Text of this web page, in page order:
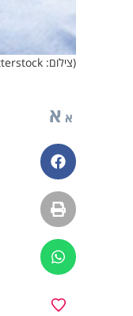
(צילום: shutterstock)
א א
פייסבוק
הדפסה
ווטסאפ